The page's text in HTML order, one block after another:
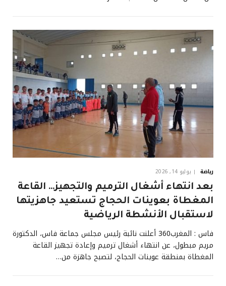
رياضة يوليو 14, 2026
بعد انتهاء أشغال الترميم والتجهيز… القاعة
المغطاة بعوينات الحجاج تستعيد جاهزيتها
لاستقبال الأنشطة الرياضية
فاس : المغرب360 أعلنت نائبة رئيس مجلس جماعة فاس، الدكتورة
مريم مبطول، عن انتهاء أشغال ترميم وإعادة تجهيز القاعة
المغطاة بمنطقة عوينات الحجاج، لتصبح جاهزة من…